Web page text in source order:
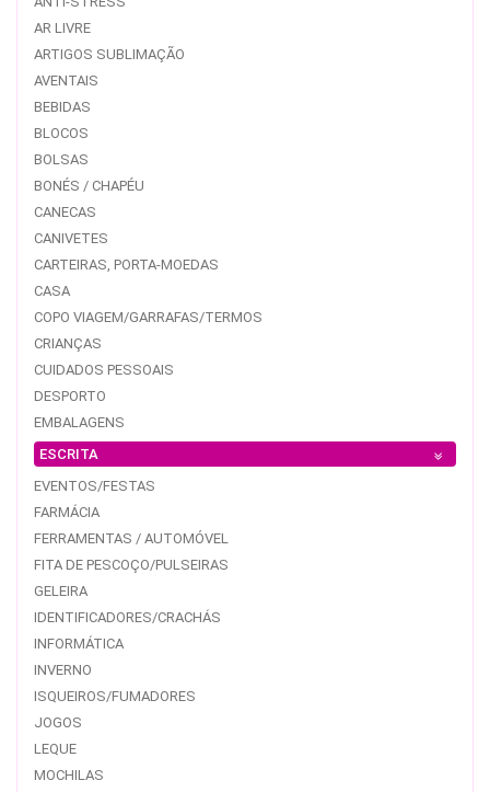
AR LIVRE
ARTIGOS SUBLIMAÇÃO
AVENTAIS
BEBIDAS
BLOCOS
BOLSAS
BONÉS / CHAPÉU
CANECAS
CANIVETES
CARTEIRAS, PORTA-MOEDAS
CASA
COPO VIAGEM/GARRAFAS/TERMOS
CRIANÇAS
CUIDADOS PESSOAIS
DESPORTO
EMBALAGENS
ESCRITA
EVENTOS/FESTAS
FARMÁCIA
FERRAMENTAS / AUTOMÓVEL
FITA DE PESCOÇO/PULSEIRAS
GELEIRA
IDENTIFICADORES/CRACHÁS
INFORMÁTICA
INVERNO
ISQUEIROS/FUMADORES
JOGOS
LEQUE
MOCHILAS